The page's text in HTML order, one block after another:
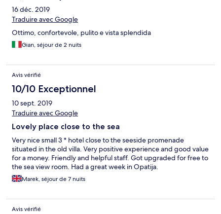
16 déc. 2019
Traduire avec Google
Ottimo, confortevole, pulito e vista splendida
Gian, séjour de 2 nuits
Avis vérifié
10/10 Exceptionnel
10 sept. 2019
Traduire avec Google
Lovely place close to the sea
Very nice small 3 * hotel close to the seeside promenade
situated in the old villa. Very positive experience and good value
for a money. Friendly and helpful staff. Got upgraded for free to
the sea view room. Had a great week in Opatija.
Marek, séjour de 7 nuits
Avis vérifié